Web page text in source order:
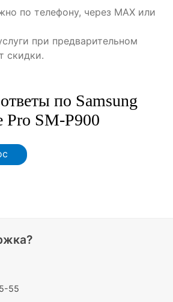
по телефону, через MAX или
при предварительном
скидки.
по Samsung
Pro SM-P900
55